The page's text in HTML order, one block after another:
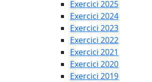
Exercici 2025
Exercici 2024
Exercici 2023
Exercici 2022
Exercici 2021
Exercici 2020
Exercici 2019